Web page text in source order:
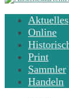
Main
menu
Skip
content
Aktuelles
Online
Print
Sammler
Handeln